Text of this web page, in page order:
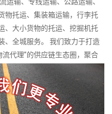
物托运、集装箱运输，行李托
、大小货物的托运、挖掘机托
、全城服务。 我们致力于打造
代理”的供应链生态圈，聚合
、供应链金融及组织创新，打
资金流，推动中小物流企业的
化水平，实现集团化发展，助
真实需求制定全方位的供应链